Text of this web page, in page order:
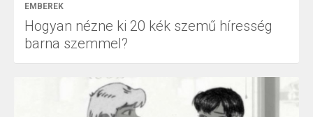
EMBEREK
Hogyan nézne ki 20 kék szemű híresség
barna szemmel?